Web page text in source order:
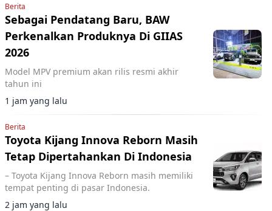
Berita
Sebagai Pendatang Baru, BAW
Perkenalkan Produknya Di GIIAS
2026
Model MPV premium akan rilis resmi akhir
tahun ini
1 jam yang lalu
Berita
Toyota Kijang Innova Reborn Masih
Tetap Dipertahankan Di Indonesia
– Toyota Kijang Innova Reborn masih memiliki
tempat penting di pasar Indonesia.
2 jam yang lalu